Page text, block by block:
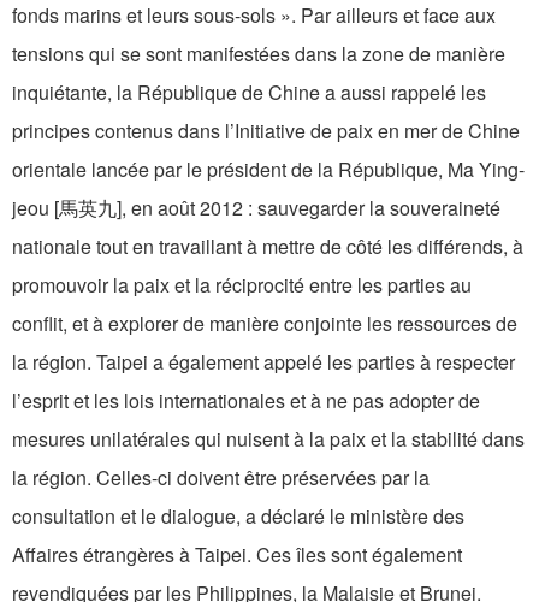
fonds marins et leurs sous-sols ». Par ailleurs et face aux
tensions qui se sont manifestées dans la zone de manière
inquiétante, la République de Chine a aussi rappelé les
principes contenus dans l’Initiative de paix en mer de Chine
orientale lancée par le président de la République, Ma Ying-
jeou [馬英九], en août 2012 : sauvegarder la souveraineté
nationale tout en travaillant à mettre de côté les différends, à
promouvoir la paix et la réciprocité entre les parties au
conflit, et à explorer de manière conjointe les ressources de
la région. Taipei a également appelé les parties à respecter
l’esprit et les lois internationales et à ne pas adopter de
mesures unilatérales qui nuisent à la paix et la stabilité dans
la région. Celles-ci doivent être préservées par la
consultation et le dialogue, a déclaré le ministère des
Affaires étrangères à Taipei. Ces îles sont également
revendiquées par les Philippines, la Malaisie et Brunei.